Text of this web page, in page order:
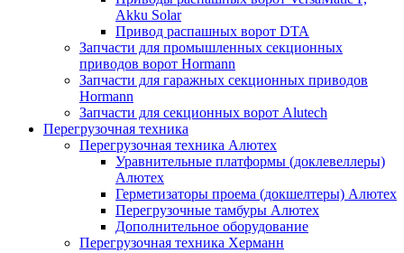
Akku Solar
Привод распашных ворот DTA
Запчасти для промышленных секционных
приводов ворот Hormann
Запчасти для гаражных секционных приводов
Hormann
Запчасти для секционных ворот Alutech
Перегрузочная техника
Перегрузочная техника Алютех
Уравнительные платформы (доклевеллеры)
Алютех
Герметизаторы проема (докшелтеры) Алютех
Перегрузочные тамбуры Алютех
Дополнительное оборудование
Перегрузочная техника Херманн